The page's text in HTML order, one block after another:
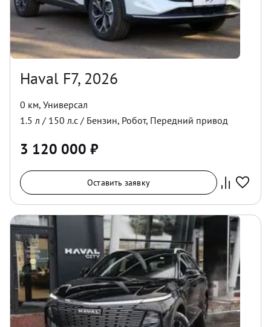
Haval F7, 2026
0 км, Универсал
1.5 л / 150 л.с / Бензин, Робот, Передний привод
3 120 000 ₽
Оставить заявку